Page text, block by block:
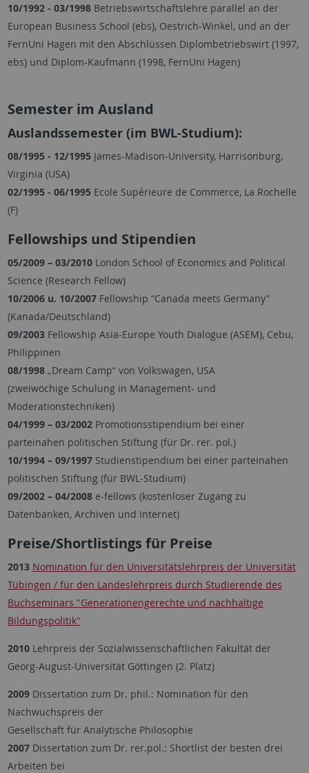
10/1992 - 03/1998Betriebswirtschaftslehre parallel an der
European Business School (ebs), Oestrich-Winkel, und an der
FernUni Hagen mit den Abschlüssen Diplombetriebswirt (1997,
ebs) und Diplom-Kaufmann (1998, FernUni Hagen)
Semester im Ausland
Auslandssemester (im BWL-Studium):
08/1995 - 12/1995James-Madison-University, Harrisonburg,
Virginia (USA)
02/1995 - 06/1995Ecole Supérieure de Commerce, La Rochelle
(F)
Fellowships und Stipendien
05/2009 – 03/2010London School of Economics and Political
Science (Research Fellow)
10/2006 u. 10/2007Fellowship “Canada meets Germany”
(Kanada/Deutschland)
09/2003 Fellowship Asia-Europe Youth Dialogue (ASEM), Cebu,
Philippinen
08/1998„Dream Camp“ von Volkswagen, USA
(zweiwöchige Schulung in Management- und
Moderationstechniken)
04/1999– 03/2002Promotionsstipendium bei einer
parteinahen politischen Stiftung (für Dr. rer. pol.)
10/1994– 09/1997Studienstipendium bei einer parteinahen
politischen Stiftung (für BWL-Studium)
09/2002 – 04/2008e-fellows (kostenloser Zugang zu
Datenbanken, Archiven und Internet)
Preise/Shortlistings für Preise
2013 Nomination für den Universitätslehrpreis der Universität
Tübingen / für den Landeslehrpreis durch Studierende des
Buchseminars "Generationengerechte und nachhaltige
Bildungspolitik"
2010 Lehrpreis der Sozialwissenschaftlichen Fakultät der
Georg-August-Universität Göttingen (2. Platz)
2009Dissertation zum Dr. phil.: Nomination für den
Nachwuchspreis der
Gesellschaft für Analytische Philosophie
2007Dissertation zum Dr. rer.pol.: Shortlist der besten drei
Arbeiten bei